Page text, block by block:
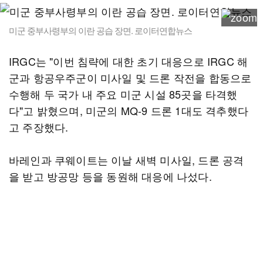
미군 중부사령부의 이란 공습 장면. 로이터연합뉴스
IRGC는 "이번 침략에 대한 초기 대응으로 IRGC 해
군과 항공우주군이 미사일 및 드론 작전을 합동으로
수행해 두 국가 내 주요 미군 시설 85곳을 타격했
다"고 밝혔으며, 미군의 MQ-9 드론 1대도 격추했다
고 주장했다.
바레인과 쿠웨이트는 이날 새벽 미사일, 드론 공격
을 받고 방공망 등을 동원해 대응에 나섰다.